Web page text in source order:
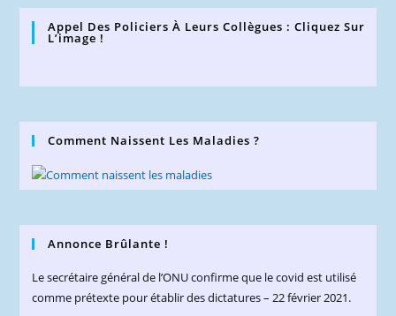
Appel Des Policiers À Leurs Collègues : Cliquez Sur
L’image !
Comment Naissent Les Maladies ?
Annonce Brûlante !
Le secrétaire général de l’ONU confirme que le covid est utilisé
comme prétexte pour établir des dictatures – 22 février 2021.